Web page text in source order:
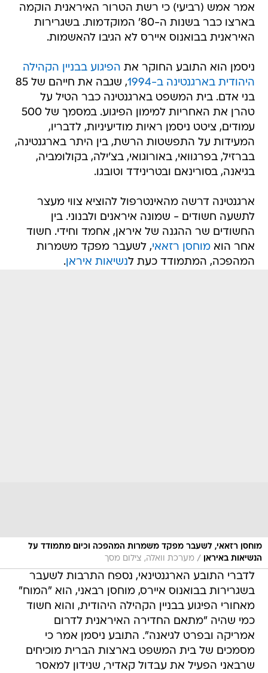
אמר אמש (רביעי) כי רשת הטרור האיראנית הוקמה
בארצו כבר בשנות ה-80' המוקדמות. בשגרירות
האיראנית בבואנוס איירס לא הגיבו להאשמות.
ניסמן הוא התובע החוקר את הפיגוע בבניין הקהילה
היהודית בארגנטינה ב-1994
, שגבה את חייהם של 85
בני אדם. בית המשפט בארגנטינה כבר הטיל על
טהרן את האחריות למימון הפיגוע. במסמך של 500
עמודים, ציטט ניסמן ראיות מודיעיניות, לדבריו,
המעידות על התפשטות הרשת, בין היתר בארגנטינה,
בברזיל, בפרגוואי, באורוגואי, בצ'ילה, בקולומביה,
בגיאנה, בסורינאם ובטרינידד וטובגו.
ארגנטינה דרשה מהאינטרפול להוציא צווי מעצר
לתשעה חשודים - שמונה איראנים ולבנוני. בין
החשודים שר ההגנה של איראן, אחמד וחידי. חשוד
אחר הואמוחסן רזאאי, לשעבר מפקד משמרות
המהפכה, המתמודד כעת לנשיאות איראן.
מוחסן רזאאי, לשעבר מפקד משמרות המהפכה וכיום מתמודד על
הנשיאות באיראן
/ מערכת וואלה, צילום מסך
לדברי התובע הארגנטינאי, נספח התרבות לשעבר
בשגרירות בבואנוס איירס, מוחסן רבאני, הוא "המוח"
מאחורי הפיגוע בבניין הקהילה היהודית, והוא חשוד
כמי שהיה "מתאם החדירה האיראנית לדרום
אמריקה ובפרט לגיאנה". התובע ניסמן אמר כי
מסמכים של בית המשפט בארצות הברית מוכיחים
שרבאני הפעיל את עבדול קאדיר, שנידון למאסר